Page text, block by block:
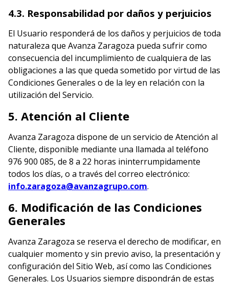
4.3. Responsabilidad por daños y perjuicios
El Usuario responderá de los daños y perjuicios de toda
naturaleza que Avanza Zaragoza pueda sufrir como
consecuencia del incumplimiento de cualquiera de las
obligaciones a las que queda sometido por virtud de las
Condiciones Generales o de la ley en relación con la
utilización del Servicio.
5. Atención al Cliente
Avanza Zaragoza dispone de un servicio de Atención al
Cliente, disponible mediante una llamada al teléfono
976 900 085, de 8 a 22 horas ininterrumpidamente
todos los días, o a través del correo electrónico:
info.zaragoza@avanzagrupo.com(se abre en nueva
.
6. Modificación de las Condiciones
Generales
Avanza Zaragoza se reserva el derecho de modificar, en
cualquier momento y sin previo aviso, la presentación y
configuración del Sitio Web, así como las Condiciones
Generales. Los Usuarios siempre dispondrán de estas